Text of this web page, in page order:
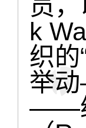
员
k
织的
举
——